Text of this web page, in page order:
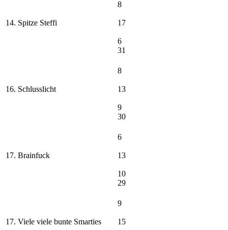
14. Spitze Steffi
8
17
6
31
16. Schlusslicht
8
13
9
30
17. Brainfuck
6
13
10
29
17. Viele viele bunte Smarties
9
15